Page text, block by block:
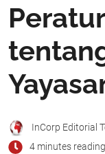
InCorp Editorial
4 minutes